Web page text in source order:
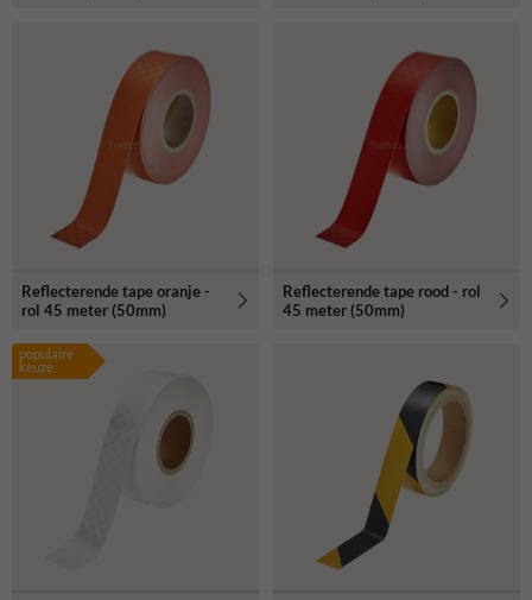
Reflecterende tape oranje -
rol 45 meter (50mm)
Reflecterende tape rood - rol
45 meter (50mm)
populaire
keuze